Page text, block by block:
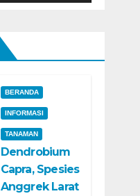
BERANDA
INFORMASI
TANAMAN
Dendrobium
Capra, Spesies
Anggrek Larat